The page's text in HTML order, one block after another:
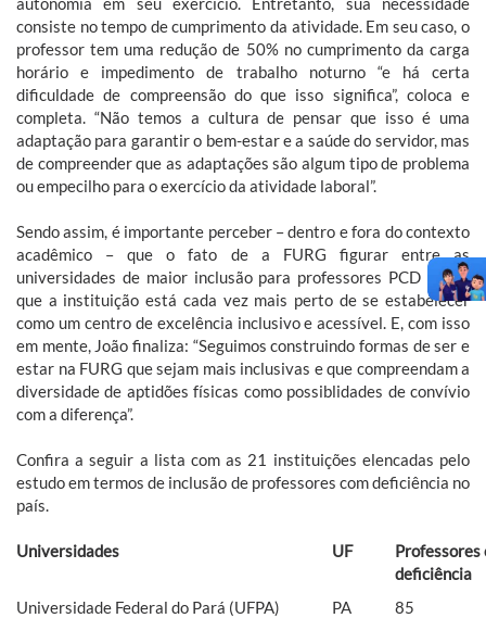
consiste no tempo de cumprimento da atividade. Em seu caso, o
professor tem uma redução de 50% no cumprimento da carga
horário e impedimento de trabalho noturno “e há certa
dificuldade de compreensão do que isso significa”, coloca e
completa. “Não temos a cultura de pensar que isso é uma
adaptação para garantir o bem-estar e a saúde do servidor, mas
de compreender que as adaptações são algum tipo de problema
ou empecilho para o exercício da atividade laboral”.
Sendo assim, é importante perceber – dentro e fora do contexto
acadêmico – que o fato de a FURG figurar entre as
universidades de maior inclusão para professores PCD indica
que a instituição está cada vez mais perto de se estabelecer
como um centro de excelência inclusivo e acessível. E, com isso
em mente, João finaliza: “Seguimos construindo formas de ser e
estar na FURG que sejam mais inclusivas e que compreendam a
diversidade de aptidões físicas como possiblidades de convívio
com a diferença”.
Confira a seguir a lista com as 21 instituições elencadas pelo
estudo em termos de inclusão de professores com deficiência no
país.
Universidades UF
Professores
deficiência
Universidade Federal do Pará (UFPA)
PA
85